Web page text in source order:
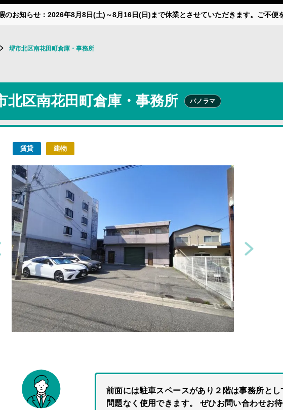
のお知らせ：2026年8月8日(土)～8月16日(日)まで休業とさせていただきます。ご不便
堺市北区南花田町倉庫・事務所
北区南花田町倉庫・事務所 パノラマ
賃貸 建物
前面には駐車スペースがあり２階は事務所と
問題なく使用できます。 ぜひお問い合わせお待